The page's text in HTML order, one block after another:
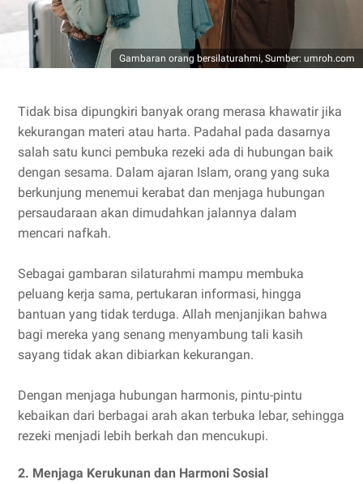
Gambaran orang bersilaturahmi, Sumber: umroh.com
Tidak bisa dipungkiri banyak orang merasa khawatir jika
kekurangan materi atau harta. Padahal pada dasarnya
salah satu kunci pembuka rezeki ada di hubungan baik
dengan sesama. Dalam ajaran Islam, orang yang suka
berkunjung menemui kerabat dan menjaga hubungan
persaudaraan akan dimudahkan jalannya dalam
mencari nafkah.
Sebagai gambaran silaturahmi mampu membuka
peluang kerja sama, pertukaran informasi, hingga
bantuan yang tidak terduga. Allah menjanjikan bahwa
bagi mereka yang senang menyambung tali kasih
sayang tidak akan dibiarkan kekurangan.
Dengan menjaga hubungan harmonis, pintu-pintu
kebaikan dari berbagai arah akan terbuka lebar, sehingga
rezeki menjadi lebih berkah dan mencukupi.
2. Menjaga Kerukunan dan Harmoni Sosial